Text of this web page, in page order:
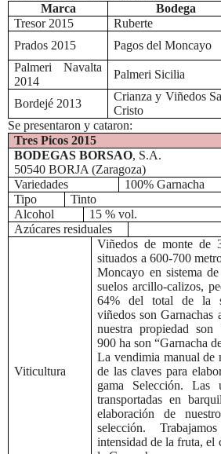
Marca
Bodega
Tresor 2015
Ruberte
Prados 2015
Pagos del Moncayo
Palmeri Navalta
2014
Palmeri Sicilia
Bordejé 2013
Crianza y Viñedos
Cristo
Se presentaron y cataron:
Tres Picos 2015
BODEGAS BORSAO, S.A.
50540 BORJA (Zaragoza)
Variedades
100% Garnacha
Tipo
Tinto
Alcohol
15 % vol.
Azúcares residuales
Viticultura
Viñedos de monte de
situados a 600-700
Moncayo en sistema
suelos arcillo-calizos,
64% del total de la
viñedos son Garnachas
nuestra propiedad son
900 ha son “Garnacha
La vendimia manual de
de las claves para
gama Selección. Las
transportadas en
elaboración de
selección.
intensidad de la fruta, el